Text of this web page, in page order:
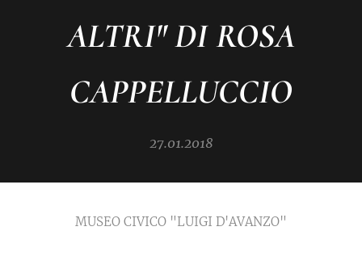
ALTRI" DI ROSA
CAPPELLUCCIO
27.01.2018
MUSEO CIVICO "LUIGI D'AVANZO"